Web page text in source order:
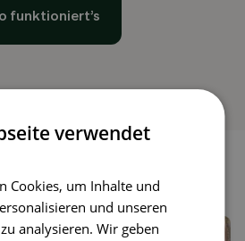
funktioniert’s
verwendet
Cookies, um Inhalte und
und unseren
analysieren. Wir geben